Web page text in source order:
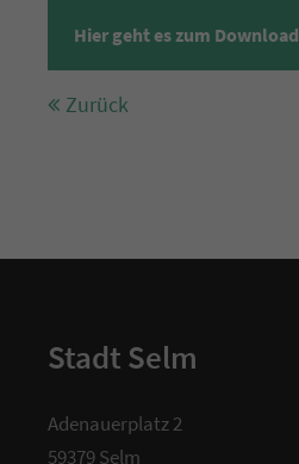
Hier geht es zum Download
Zurück
Stadt Selm
Adenauerplatz 2
59379 Selm